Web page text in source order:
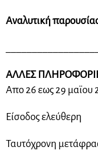
Αναλυτική
ΑΛΛΕΣ
Απο 26 εως 29 μαϊου
Είσοδος ελεύθερη
Ταυτόχρονη